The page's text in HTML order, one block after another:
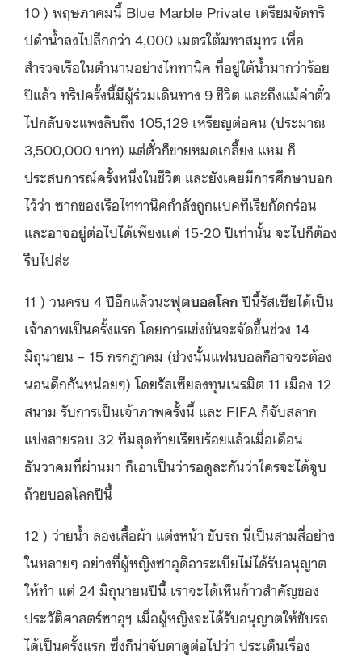
10 ) พฤษภาคมนี้ Blue Marble Private เตรียมจัดทริ
ปดำน้ำลงไปลึกกว่า 4,000 เมตรใต้มหาสมุทร เพื่อ
สำรวจเรือในตำนานอย่างไททานิค ที่อยู่ใต้น้ำมากว่าร้อย
ปีแล้ว ทริปครั้งนี้มีผู้ร่วมเดินทาง 9 ชีวิต และถึงแม้ค่าตั๋ว
ไปกลับจะแพงลิบถึง 105,129 เหรียญต่อคน (ประมาณ
3,500,000 บาท) แต่ตั๋วก็ขายหมดเกลี้ยง แหม ก็
ประสบการณ์ครั้งหนึ่งในชีวิต และยังเคยมีการศึกษาบอก
ไว้ว่า ซากของเรือไททานิคกำลังถูกเเบคทีเรียกัดกร่อน
และอาจอยู่ต่อไปได้เพียงเเค่ 15-20 ปีเท่านั้น จะไปก็ต้อง
รีบไปล่ะ
11 ) วนครบ 4 ปีอีกแล้วนะฟุตบอลโลก ปีนี้รัสเซียได้เป็น
เจ้าภาพเป็นครั้งแรก โดยการแข่งขันจะจัดขึ้นช่วง 14
มิถุนายน – 15 กรกฎาคม (ช่วงนั้นแฟนบอลก็อาจจะต้อง
นอนดึกกันหน่อยๆ) โดยรัสเซียลงทุนเนรมิต 11 เมือง 12
สนาม รับการเป็นเจ้าภาพครั้งนี้ และ FIFA ก็จับสลาก
แบ่งสายรอบ 32 ทีมสุดท้ายเรียบร้อยแล้วเมื่อเดือน
ธันวาคมที่ผ่านมา ก็เอาเป็นว่ารอดูละกันว่าใครจะได้จูบ
ถ้วยบอลโลกปีนี้
12 ) ว่ายน้ำ ลองเสื้อผ้า แต่งหน้า ขับรถ นี่เป็นสามสี่อย่าง
ในหลายๆ อย่างที่ผู้หญิงซาอุดิอาระเบียไม่ได้รับอนุญาต
ให้ทำ แต่ 24 มิถุนายนปีนี้ เราจะได้เห็นก้าวสำคัญของ
ประวัติศาสตร์ซาอุฯ เมื่อผู้หญิงจะได้รับอนุญาตให้ขับรถ
ได้เป็นครั้งแรก ซึ่งก็น่าจับตาดูต่อไปว่า ประเด็นเรื่อง